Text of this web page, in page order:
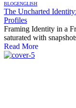
BLOGENGLISH
The Uncharted
Profiles
Framing Identity in a
saturated with
Read More